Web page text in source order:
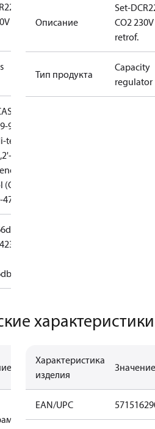
AC
92-
tert-
1)
Описание
Set-
CO2
retrof.
Тип продукта
Capacity
regulator
характеристики
Характеристика
изделия
Значение
EAN/UPC